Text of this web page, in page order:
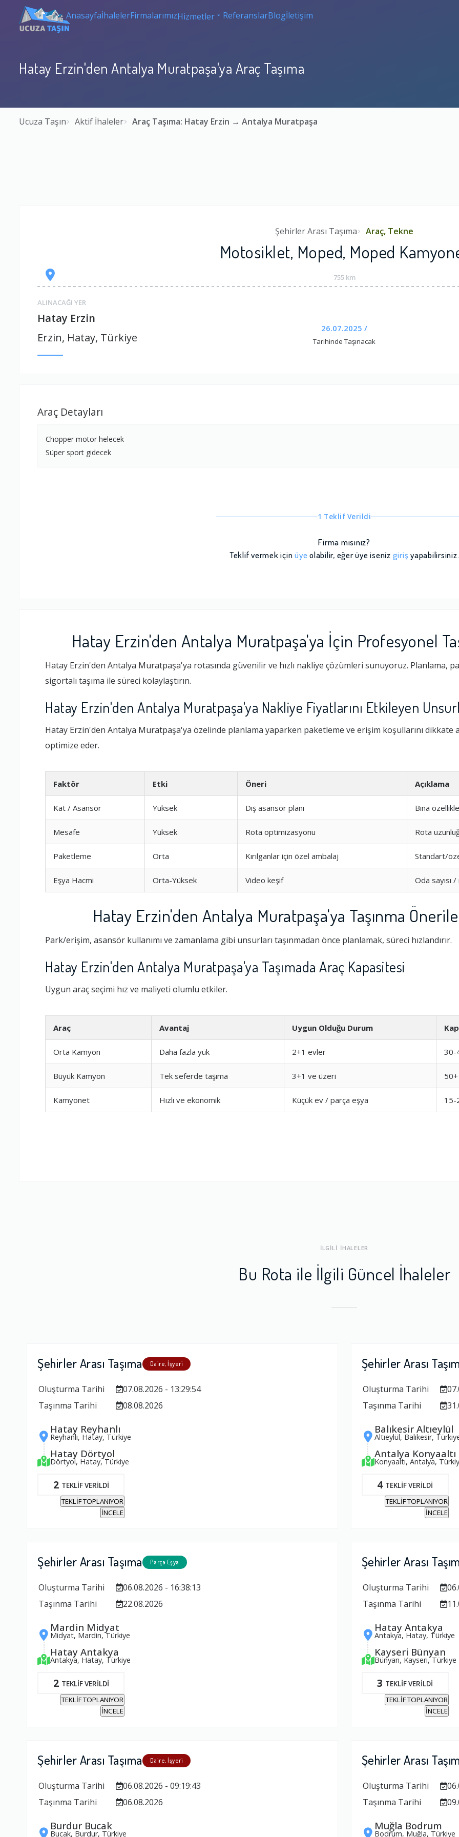
AnasayfaİhalelerFirmalarımızHizmetler ReferanslarBlogİletişim
Hatay Erzin'den Antalya Muratpaşa'ya Araç Taşıma
Ucuza Taşın Aktif İhaleler Araç Taşıma: Hatay Erzin → Antalya Muratpaşa
Şehirler Arası Taşıma Araç, Tekne
Motosiklet, Moped, Moped
755 km
ALINACAĞI YER
Hatay Erzin
Erzin, Hatay, Türkiye
26.07.2025 /
Tarihinde Taşınacak
Araç Detayları
Chopper motor helecek
Süper sport gidecek
1 Teklif Verildi
Firma mısınız?
Teklif vermek içinüye olabilir, eğer üye iseniz giriş yapabilirsiniz.
Hatay Erzin'den Antalya Muratpaşa'ya İçin Profesyonel
Hatay Erzin'den Antalya Muratpaşa'ya rotasında güvenilir ve hızlı nakliye çözümleri sunuyoruz. Planlama,
sigortalı taşıma ile süreci kolaylaştırın.
Hatay Erzin'den Antalya Muratpaşa'ya Nakliye Fiyatlarını Etkileyen
Hatay Erzin'den Antalya Muratpaşa'ya özelinde planlama yaparken paketleme ve erişim koşullarını dikkate
optimize eder.
Faktör Etki Öneri Açıklama
Kat / Asansör Yüksek Dış asansör planı Bina
Mesafe Yüksek Rota optimizasyonu Rota
Paketleme Orta Kırılganlar için özel ambalaj Standart/
Eşya Hacmi Orta-Yüksek Video keşif Oda sayısı /
Hatay Erzin'den Antalya Muratpaşa'ya Taşınma
Park/erişim, asansör kullanımı ve zamanlama gibi unsurları taşınmadan önce planlamak, süreci hızlandırır.
Hatay Erzin'den Antalya Muratpaşa'ya Taşımada Araç Kapasitesi
Uygun araç seçimi hız ve maliyeti olumlu etkiler.
Araç Avantaj Uygun Olduğu Durum
Orta Kamyon Daha fazla yük 2+1 evler 30-
Büyük Kamyon Tek seferde taşıma 3+1 ve üzeri 50+
Kamyonet Hızlı ve ekonomik Küçük ev / parça eşya 15-
İLGİLİ İHALELER
Bu Rota ile İlgili Güncel İhaleler
Şehirler Arası Taşıma Daire, İşyeri
Oluşturma Tarihi
07.08.2026 - 13:29:54
Taşınma Tarihi
08.08.2026
Hatay Reyhanlı
Reyhanlı, Hatay, Türkiye
Hatay Dörtyol
Dörtyol, Hatay, Türkiye
2 TEKLİF VERİLDİ
TEKLİF TOPLANIYOR
İNCELE
Şehirler Arası
Oluşturma Tarihi
Taşınma Tarihi
Balıkesir Altıeylül
Altıeylül, Balıkesir,
Antalya Konyaaltı
Konyaaltı, Antalya,
4 TEKLİF VERİLDİ
TEKLİF TOPLANIYOR
İNCELE
Şehirler Arası Taşıma Parça Eşya
Oluşturma Tarihi
06.08.2026 - 16:38:13
Taşınma Tarihi
22.08.2026
Mardin Midyat
Midyat, Mardin, Türkiye
Hatay Antakya
Antakya, Hatay, Türkiye
2 TEKLİF VERİLDİ
TEKLİF TOPLANIYOR
İNCELE
Şehirler Arası
Oluşturma Tarihi
Taşınma Tarihi
Hatay Antakya
Antakya, Hatay, Türkiye
Kayseri Bünyan
Bünyan, Kayseri, Türkiye
3 TEKLİF VERİLDİ
TEKLİF TOPLANIYOR
İNCELE
Şehirler Arası Taşıma Daire, İşyeri
Oluşturma Tarihi
06.08.2026 - 09:19:43
Taşınma Tarihi
06.08.2026
Burdur Bucak
Bucak, Burdur, Türkiye
Şehirler Arası
Oluşturma Tarihi
Taşınma Tarihi
Muğla Bodrum
Bodrum, Muğla, Türkiye
Ambalajlama Hizmeti 1.0
Firma ile İletişim